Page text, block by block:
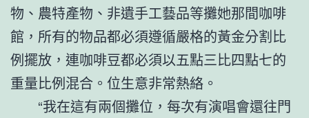
物、農特產物、非遺手工藝品等攤她那間咖啡
館，所有的物品都必須遵循嚴格的黃金分割比
例擺放，連咖啡豆都必須以五點三比四點七的
重量比例混合。位生意非常熱絡。
“我在這有兩個攤位，每次有演唱會還往門